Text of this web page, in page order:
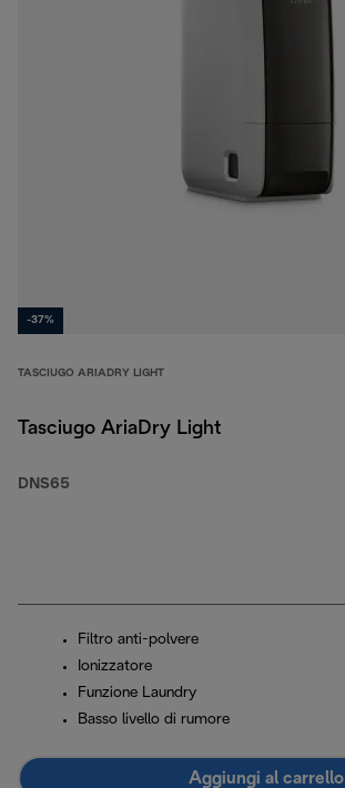
-37%
TASCIUGO ARIADRY LIGHT
Tasciugo AriaDry Light
DNS65
Filtro anti-polvere
Ionizzatore
Funzione Laundry
Basso livello di rumore
Aggiungi al carrello